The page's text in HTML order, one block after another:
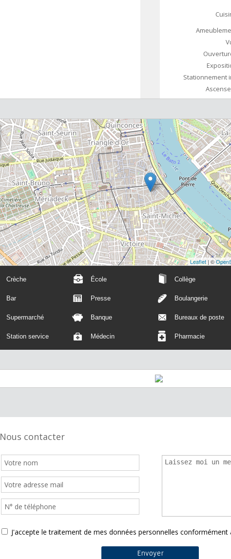
Stationnement
Leaflet | ©
Crèche École Collège
Bar Presse Boulangerie
Supermarché Banque Bureaux de poste
Station service Médecin Pharmacie
Nous contacter
J'accepte le traitement de mes données personnelles conformément